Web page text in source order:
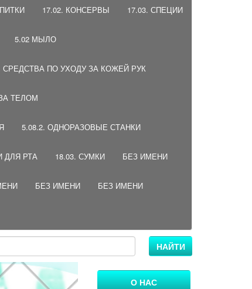
17.02. КОНСЕРВЫ 17.03. СПЕЦИИ
5.02 МЫЛО
СРЕДСТВА ПО УХОДУ ЗА КОЖЕЙ РУК
ТЕЛОМ
5.08.2. ОДНОРАЗОВЫЕ СТАНКИ
ДЛЯ РТА 18.03. СУМКИ БЕЗ ИМЕНИ
БЕЗ ИМЕНИ БЕЗ ИМЕНИ
НАЙТИ
О НАС